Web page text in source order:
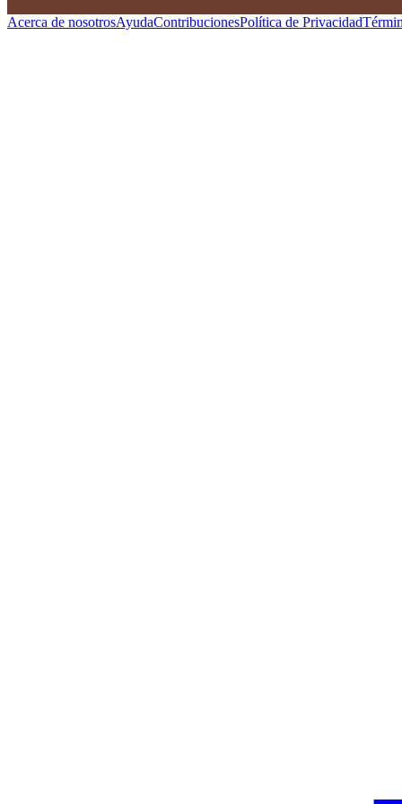
Acerca de nosotrosAyudaContribucionesPolítica de Privacidad